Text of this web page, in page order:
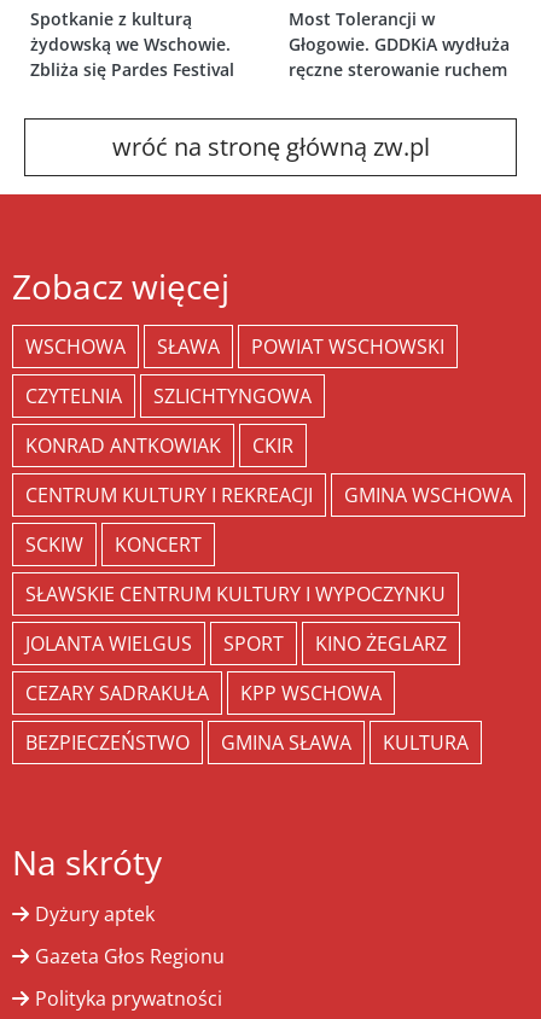
Spotkanie z kulturą
żydowską we Wschowie.
Zbliża się Pardes Festival
Most Tolerancji w
Głogowie. GDDKiA wydłuża
ręczne sterowanie ruchem
wróć na stronę główną zw.pl
Zobacz więcej
WSCHOWA SŁAWA
POWIAT WSCHOWSKI
CZYTELNIA
SZLICHTYNGOWA
KONRAD ANTKOWIAK
CKIR
CENTRUM KULTURY I REKREACJI
GMINA WSCHOWA
SCKIW
KONCERT
SŁAWSKIE CENTRUM KULTURY I WYPOCZYNKU
JOLANTA WIELGUS
SPORT
KINO ŻEGLARZ
CEZARY SADRAKUŁA
KPP WSCHOWA
BEZPIECZEŃSTWO
GMINA SŁAWA KULTURA
Na skróty
Dyżury aptek
Gazeta Głos Regionu
Polityka prywatności